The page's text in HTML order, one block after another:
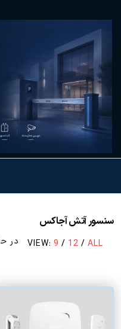
همیار امنیت
سنسور آتش آجاکس
VIEW: 9 / 12 / ALL در